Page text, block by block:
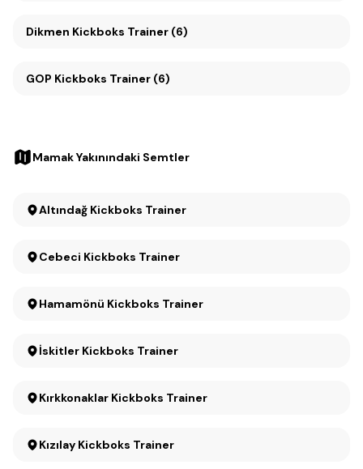
Dikmen Kickboks Trainer (6)
GOP Kickboks Trainer (6)
Mamak Yakınındaki Semtler
Altındağ Kickboks Trainer
Cebeci Kickboks Trainer
Hamamönü Kickboks Trainer
İskitler Kickboks Trainer
Kırkkonaklar Kickboks Trainer
Kızılay Kickboks Trainer